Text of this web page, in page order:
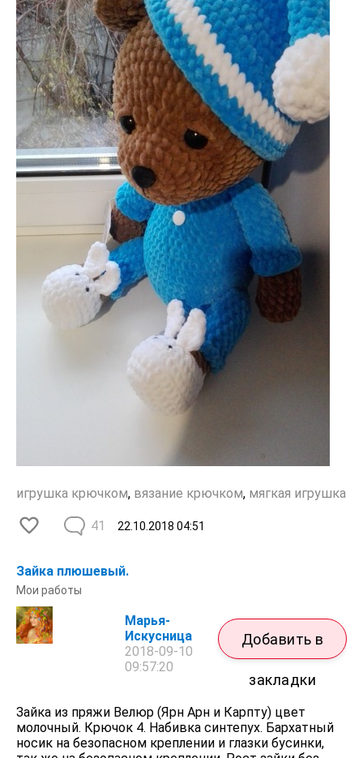
игрушка крючком, вязание крючком, мягкая игрушка
22.10.2018 04:51
41
Зайка плюшевый.
Мои работы
Марья-
Искусница
2018-09-10
09:57:20
Добавить в
закладки
Зайка из пряжи Велюр (Ярн Арн и Карпту) цвет
молочный. Крючок 4. Набивка синтепух. Бархатный
носик на безопасном креплении и глазки бусинки,